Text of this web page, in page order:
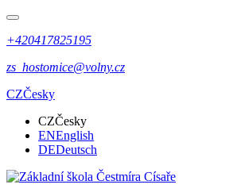
+420417825195
zs_hostomice@volny.cz
CZČesky
CZČesky
ENEnglish
DEDeutsch